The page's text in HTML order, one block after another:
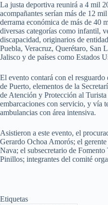
La justa deportiva reunirá a 4 mil
acompañantes serían más de 12
derrama económica de más de 40
diversas categorías como infantil,
discapacidad, originarios de
Puebla, Veracruz, Querétaro, San
Jalisco y de países como Estados
El evento contará con el
de Puerto, elementos de la
de Atención y Protección al
embarcaciones con servicio, y vía
ambulancias con área intensiva.
Asistieron a este evento, el
Gerardo Ochoa Amorós; el
Nava; el subsecretario de
Pinillos; integrantes del comité
Etiquetas